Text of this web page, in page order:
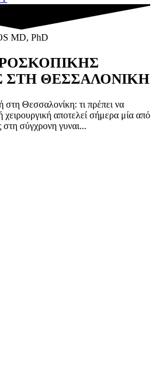
MD, PhD
ΣΤΗ ΘΕΣΣΑΛΟΝΙΚΗ
στη Θεσσαλονίκη: τι πρέπει να
αποτελεί σήμερα μία από
στη σύγχρονη γυναι...